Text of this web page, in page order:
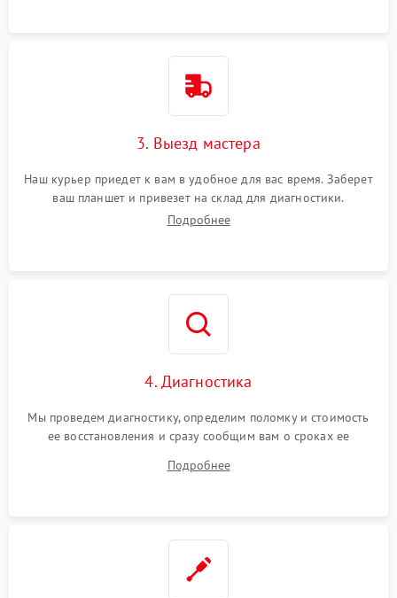
3. Выезд мастера
Наш курьер приедет к вам в удобное для вас время. Заберет
ваш планшет и привезет на склад для диагностики.
Подробнее
4. Диагностика
Мы проведем диагностику, определим поломку и стоимость
ее восстановления и сразу сообщим вам о сроках ее
Подробнее